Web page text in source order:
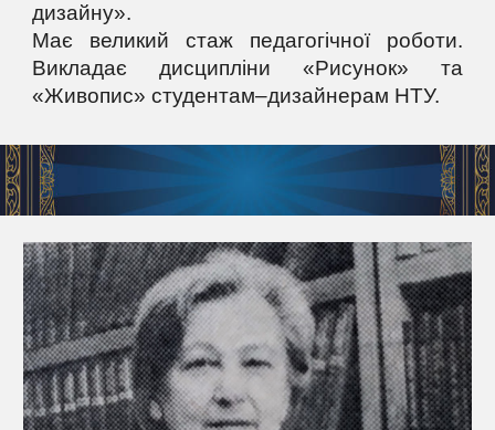
дизайну».
Має великий стаж педагогічної роботи.
Викладає дисципліни «Рисунок» та
«Живопис» студентам–дизайнерам НТУ.